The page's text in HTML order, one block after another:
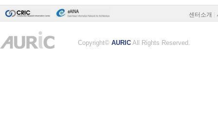
센터소개
Copyright© AURIC All Rights Reserved.